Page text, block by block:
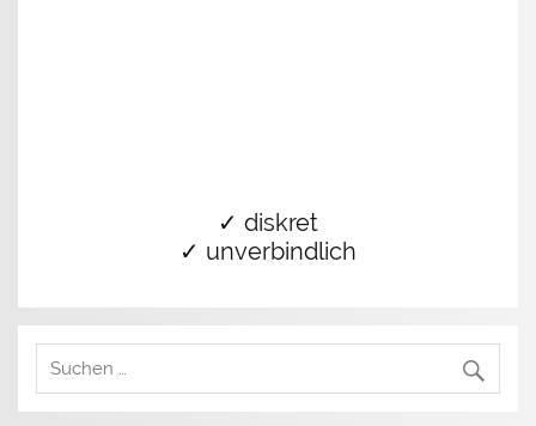
✓ diskret
✓ unverbindlich